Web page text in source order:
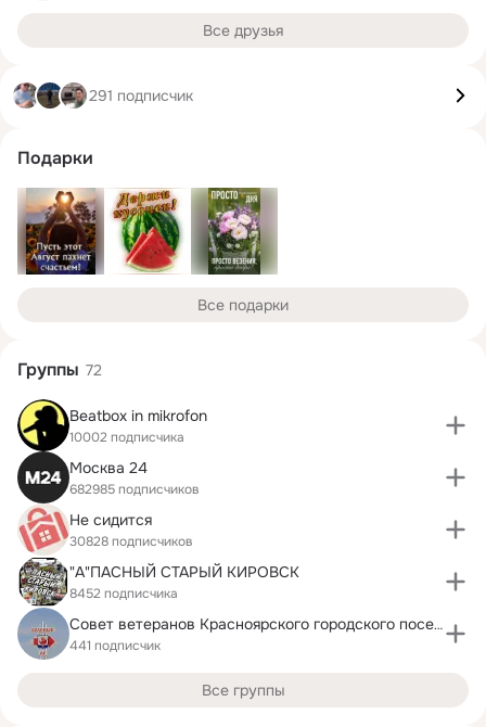
Все друзья
291 подписчик
Подарки
Все подарки
Группы 72
Beatbox in mikrofon
10002 подписчика
Москва 24
682985 подписчиков
Не сидится
30828 подписчиков
"А"ПАСНЫЙ СТАРЫЙ КИРОВСК
8452 подписчика
Совет ветеранов Красноярского городского поселения
441 подписчик
Все группы